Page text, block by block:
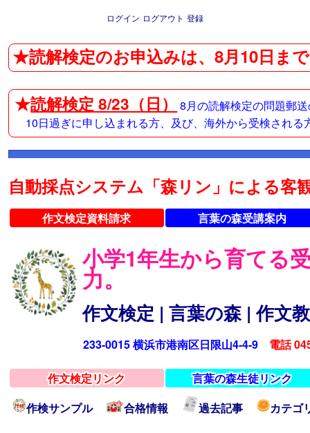
ログイン ログアウト 登録
★読解検定のお申込みは、8月10日ま
★読解検定 8/23（日）
8月の読解検定の問題郵
10日過ぎに申し込まれる方、及び、海外から受検され
自動採点システム「森リン」による客
作文検定資料請求 言葉の森受講案内
小学1年生から育てる
力。
作文検定 | 言葉の森 | 作文
233-0015 横浜市港南区日限山4-4-9 電話
作文検定リンク
言葉の森生徒リンク
作検サンプル
合格情報 過去記事 カテゴ